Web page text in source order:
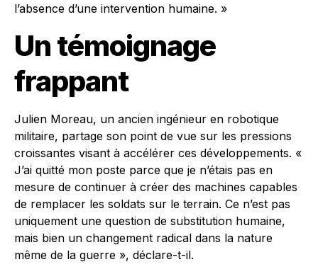
l’absence d’une intervention humaine. »
Un témoignage
frappant
Julien Moreau, un ancien ingénieur en robotique
militaire, partage son point de vue sur les pressions
croissantes visant à accélérer ces développements. «
J’ai quitté mon poste parce que je n’étais pas en
mesure de continuer à créer des machines capables
de remplacer les soldats sur le terrain. Ce n’est pas
uniquement une question de substitution humaine,
mais bien un changement radical dans la nature
même de la guerre », déclare-t-il.